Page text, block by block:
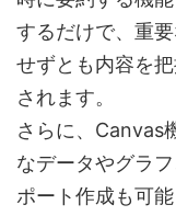
するだけで、重
せずとも内容を
されます。
さらに、Canvas
なデータやグラ
ポート作成も可